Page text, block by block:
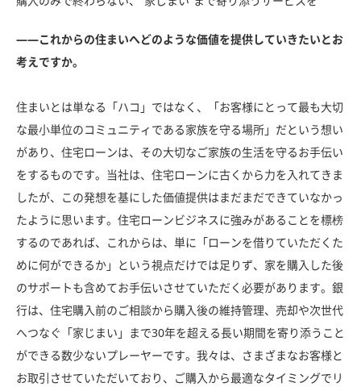
――これからの住まいへどのような価値を提供していきたいとお
考えですか。
住まいとは単なる「ハコ」ではなく、「お客様にとって最も大切
な最小単位のコミュニティである家族を守る場所」だという想い
があり、住宅ローンは、その大切なご家族の生活を守るお手伝い
をするものです。当社は、住宅ローンに古くから力を入れてきま
したが、この発想を基にした価値提供はまだまだできていなかっ
たように思います。住宅ローンビジネスに強みがあることを標榜
するのであれば、これからは、単に「ローンを借りていただくた
めに何ができるか」という視点だけでは足りず、家を購入した後
のサポートも含めてお手伝いさせていただく必要があります。銀
行は、住宅購入前のご相談から購入後の維持管理、売却や次世代
へつなぐ「家じまい」まで30年を超える長い期間を寄り添うこと
ができる数少ないプレーヤーです。我々は、さまざまなお客様と
お取引させていただいており、ご購入から最適なタイミングでリ